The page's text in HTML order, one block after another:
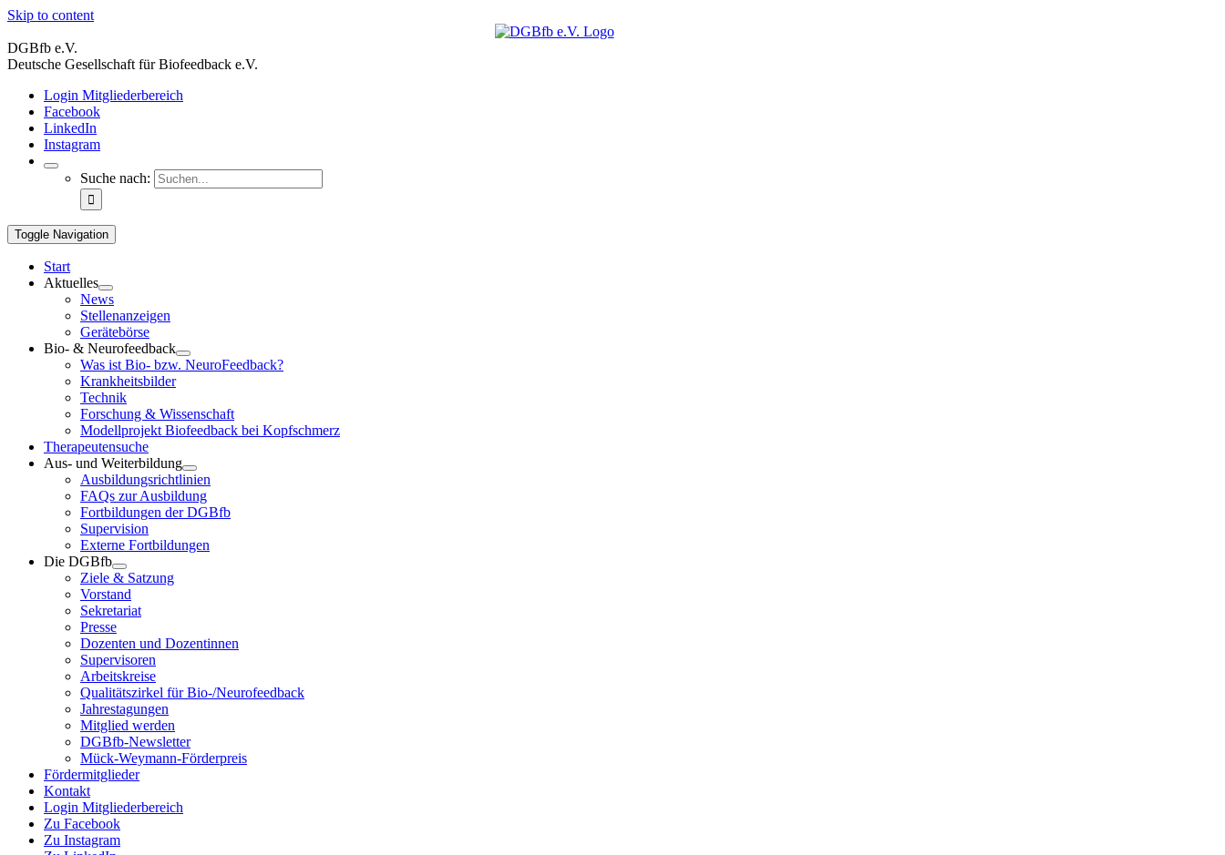
Skip to content
DGBfb e.V.
Deutsche Gesellschaft für Biofeedback e.V.
Login Mitgliederbereich
Facebook
LinkedIn
Instagram
Suche nach:
Toggle Navigation
Start
Aktuelles
News
Stellenanzeigen
Gerätebörse
Bio- & Neurofeedback
Was ist Bio- bzw. NeuroFeedback?
Krankheitsbilder
Technik
Forschung & Wissenschaft
Modellprojekt Biofeedback bei Kopfschmerz
Therapeutensuche
Aus- und Weiterbildung
Ausbildungsrichtlinien
FAQs zur Ausbildung
Fortbildungen der DGBfb
Supervision
Externe Fortbildungen
Die DGBfb
Ziele & Satzung
Vorstand
Sekretariat
Presse
Dozenten und Dozentinnen
Supervisoren
Arbeitskreise
Qualitätszirkel für Bio-/Neurofeedback
Jahrestagungen
Mitglied werden
DGBfb-Newsletter
Mück-Weymann-Förderpreis
Fördermitglieder
Kontakt
Login Mitgliederbereich
Zu Facebook
Zu Instagram